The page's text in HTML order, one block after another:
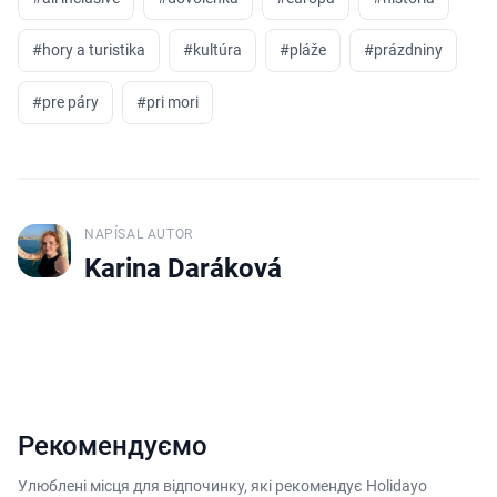
#hory a turistika #kultúra #pláže #prázdniny
#pre páry #pri mori
J
NAPÍSAL AUTOR
Karina Daráková
Рекомендуємо
Улюблені місця для відпочинку, які рекомендує Holidayo